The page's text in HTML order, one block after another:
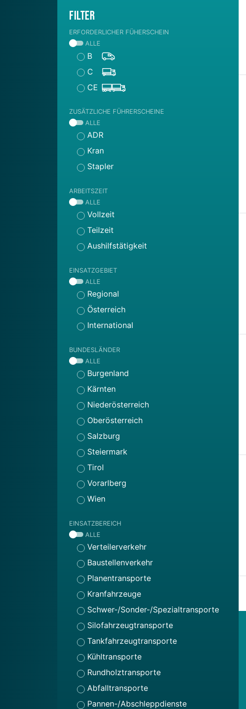
Filter
ERFORDERLICHER FÜHERSCHEIN
ALLE
B
C
CE
ZUSÄTZLICHE FÜHRERSCHEINE
ALLE
ADR
Kran
Stapler
ARBEITSZEIT
ALLE
Vollzeit
Teilzeit
Aushilfstätigkeit
EINSATZGEBIET
ALLE
Regional
Österreich
International
BUNDESLÄNDER
ALLE
Burgenland
Kärnten
Niederösterreich
Oberösterreich
Salzburg
Steiermark
Tirol
Vorarlberg
Wien
EINSATZBEREICH
ALLE
Verteilerverkehr
Baustellenverkehr
Planentransporte
Kranfahrzeuge
Schwer-/Sonder-/Spezialtransporte
Silofahrzeugtransporte
Tankfahrzeugtransporte
Kühltransporte
Rundholztransporte
Abfalltransporte
Pannen-/Abschleppdienste